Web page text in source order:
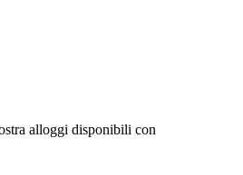
alloggi disponibili con